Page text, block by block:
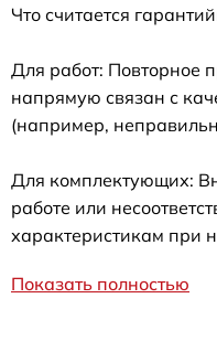
Что считается
Для работ: Повторное
напрямую связан с
(например,
Для комплектующих:
работе или
характеристикам при
Показать полностью